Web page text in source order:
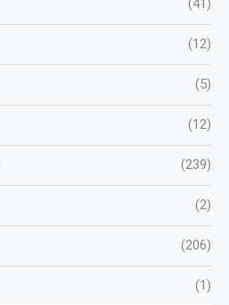
(41)
(12)
(5)
(12)
(239)
(2)
(206)
(1)